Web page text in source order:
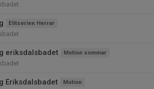
Elitserien Herrar
eriksdalsbadet Motion sommar
Eriksdalsbadet Motion